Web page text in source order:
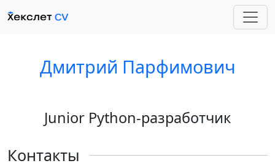
Дмитрий Парфимович
Junior Python-разработчик
Контакты